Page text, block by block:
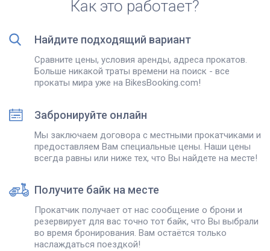
Как это работает?
Найдите подходящий вариант
Сравните цены, условия аренды, адреса прокатов.
Больше никакой траты времени на поиск - все
прокаты мира уже на BikesBooking.com!
Забронируйте онлайн
Мы заключаем договора с местными прокатчиками и
предоставляем Вам специальные цены. Наши цены
всегда равны или ниже тех, что Вы найдете на месте!
Получите байк на месте
Прокатчик получает от нас сообщение о брони и
резервирует для вас точно тот байк, что Вы выбрали
во время бронирования. Вам остаётся только
наслаждаться поездкой!